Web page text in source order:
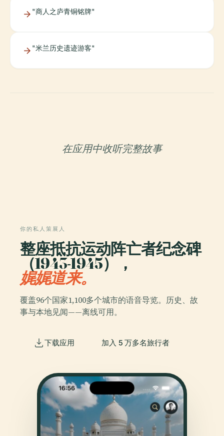
"商人之庐青铜铭牌"
"米兰历史遗迹游客"
在应用中收听完整故事
你的私人策展人
整座抵抗运动阵亡者纪念碑
（1943-1945），
娓娓道来。
覆盖96个国家1,100多个城市的语音导览。历史、故
事与本地见闻——离线可用。
下载应用 加入 5 万多名旅行者